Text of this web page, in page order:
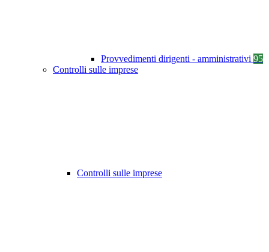
Provvedimenti dirigenti - amministrativi 95
Controlli sulle imprese
Controlli sulle imprese